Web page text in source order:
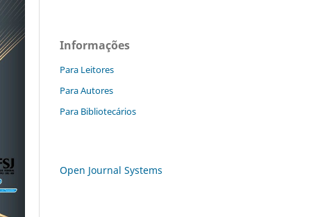
Informações
Para Leitores
Para Autores
Para Bibliotecários
Open Journal Systems